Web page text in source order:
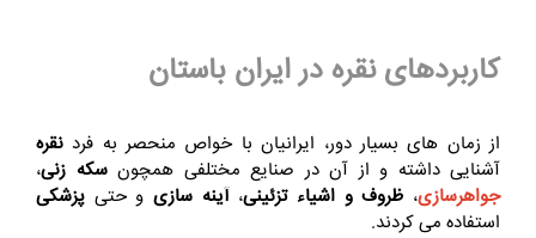
کاربردهای نقره در ایران باستان
از زمان های بسیار دور، ایرانیان با خواص منحصر به فرد نقره
آشنایی داشته و از آن در صنایع مختلفی همچونسکه زنی،
جواهرسازی، ظروف و اشیاء تزئینی، آینه سازی و حتی پزشکی
استفاده می کردند.